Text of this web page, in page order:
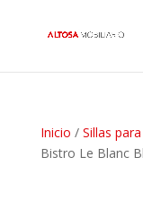
Inicio / Sillas
Bistro Le Blanc